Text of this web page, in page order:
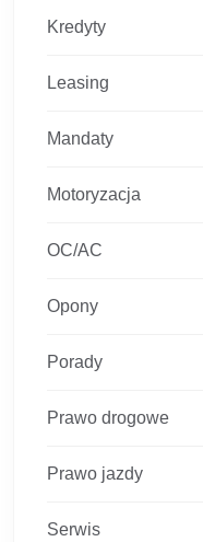
Kredyty
Leasing
Mandaty
Motoryzacja
OC/AC
Opony
Porady
Prawo drogowe
Prawo jazdy
Serwis